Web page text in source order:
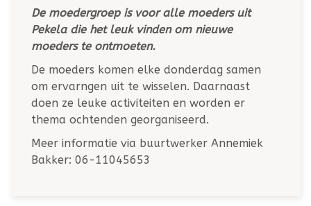
De moedergroep is voor alle moeders uit
Pekela die het leuk vinden om nieuwe
moeders te ontmoeten.
De moeders komen elke donderdag samen
om ervarngen uit te wisselen. Daarnaast
doen ze leuke activiteiten en worden er
thema ochtenden georganiseerd.
Meer informatie via buurtwerker Annemiek
Bakker: 06-11045653